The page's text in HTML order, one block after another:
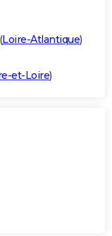
(Loire-Atlantique)
et-Loire)